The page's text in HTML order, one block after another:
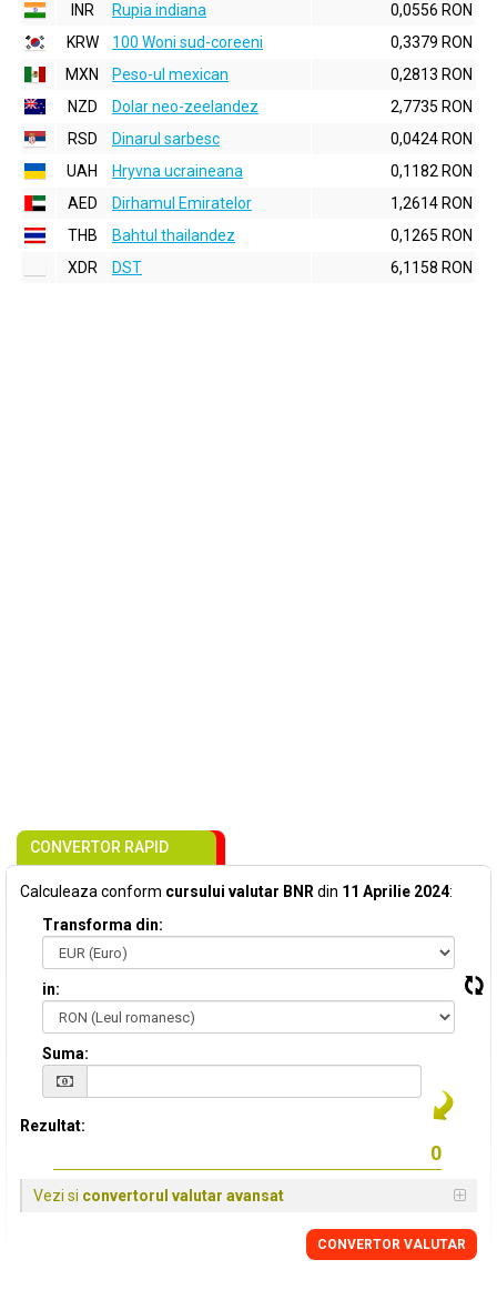
INR
Rupia indiana
0,0556 RON
KRW
100 Woni sud-coreeni
0,3379 RON
MXN
Peso-ul mexican
0,2813 RON
NZD
Dolar neo-zeelandez
2,7735 RON
RSD
Dinarul sarbesc
0,0424 RON
UAH
Hryvna ucraineana
0,1182 RON
AED
Dirhamul Emiratelor
1,2614 RON
THB
Bahtul thailandez
0,1265 RON
XDR
DST 6,1158 RON
CONVERTOR RAPID
Calculeaza conform cursului valutar BNR din 11 Aprilie 2024:
Transforma din:
in:
Suma:
Rezultat:
Vezi si convertorul valutar avansat
CONVERTOR VALUTAR